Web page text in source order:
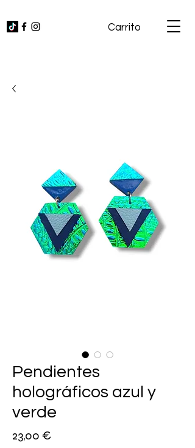
Carrito
Pendientes
holográficos azul y
verde
23,00 €